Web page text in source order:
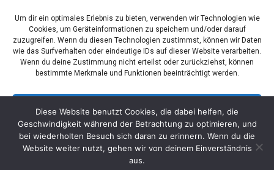
Um dir ein optimales Erlebnis zu bieten, verwenden wir Technologien wie
Cookies, um Geräteinformationen zu speichern und/oder darauf
zuzugreifen. Wenn du diesen Technologien zustimmst, können wir Daten
wie das Surfverhalten oder eindeutige IDs auf dieser Website verarbeiten.
Wenn du deine Zustimmung nicht erteilst oder zurückziehst, können
bestimmte Merkmale und Funktionen beeinträchtigt werden.
Akzeptieren
Ablehnen
Einstellungen ansehen
WordPress.org
© 2026 Maler Siek - Jan Freitag - Malereibetrieb. Built by
Blackdog-Werbung GmbH & Co KGusing WordPress and
Mesmerize PRO Theme •
Diese Website benutzt Cookies, die dabei helfen, die
Geschwindigkeit während der Betrachtung zu optimieren, und
bei wiederholten Besuch sich daran zu erinnern. Wenn du die
Website weiter nutzt, gehen wir von deinem Einverständnis
aus.